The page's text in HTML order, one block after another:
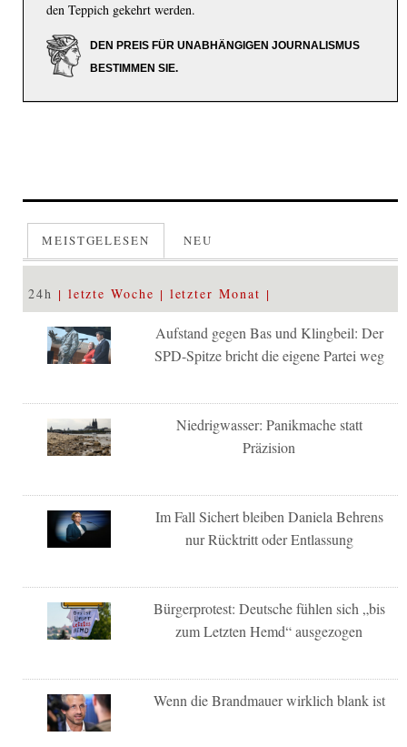
den Teppich gekehrt werden.
DEN PREIS FÜR UNABHÄNGIGEN JOURNALISMUS
BESTIMMEN SIE.
MEISTGELESEN NEU
24h letzte Woche letzter Monat
Aufstand gegen Bas und Klingbeil: Der
SPD-Spitze bricht die eigene Partei weg
Niedrigwasser: Panikmache statt
Präzision
Im Fall Sichert bleiben Daniela Behrens
nur Rücktritt oder Entlassung
Bürgerprotest: Deutsche fühlen sich „bis
zum Letzten Hemd“ ausgezogen
Wenn die Brandmauer wirklich blank ist